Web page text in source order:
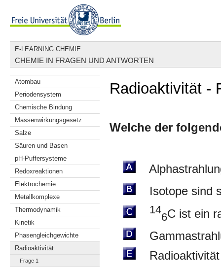
E-LEARNING CHEMIE
CHEMIE IN FRAGEN UND ANTWORTEN
Atombau
Periodensystem
Chemische Bindung
Massenwirkungsgesetz
Salze
Säuren und Basen
pH-Puffersysteme
Redoxreaktionen
Elektrochemie
Metallkomplexe
Thermodynamik
Kinetik
Phasengleichgewichte
Radioaktivität
Frage 1
Radioaktivität -
Welche der
Isotope sind
14
6C ist ein
Radioaktivität